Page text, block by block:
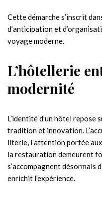
Cette démarche s’inscrit
d’anticipation et
voyage moderne.
L’hôtellerie
modernité
L’identité d’un hôtel
tradition et innovation.
literie, l’attention portée
la restauration demeurent
s’accompagnent désormais
enrichit l’expérience.